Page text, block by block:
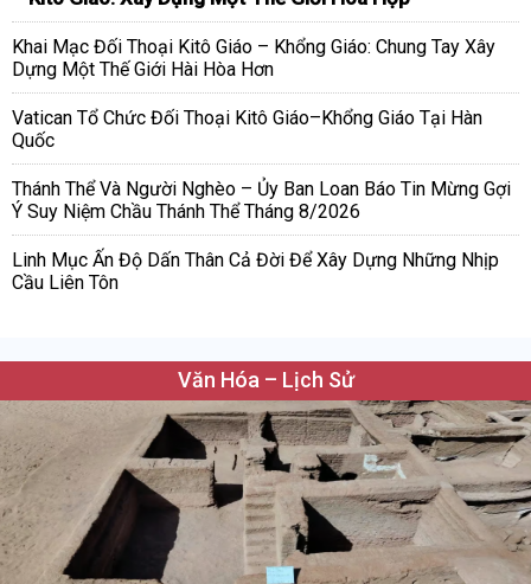
Khai Mạc Đối Thoại Kitô Giáo – Khổng Giáo: Chung Tay Xây
Dựng Một Thế Giới Hài Hòa Hơn
Vatican Tổ Chức Đối Thoại Kitô Giáo–Khổng Giáo Tại Hàn
Quốc
Thánh Thể Và Người Nghèo – Ủy Ban Loan Báo Tin Mừng Gợi
Ý Suy Niệm Chầu Thánh Thể Tháng 8/2026
Linh Mục Ấn Độ Dấn Thân Cả Đời Để Xây Dựng Những Nhịp
Cầu Liên Tôn
Văn Hóa – Lịch Sử